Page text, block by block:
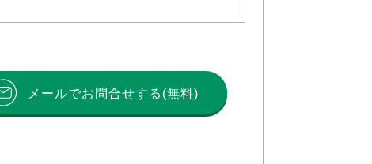
メールでお問合せする(無料)